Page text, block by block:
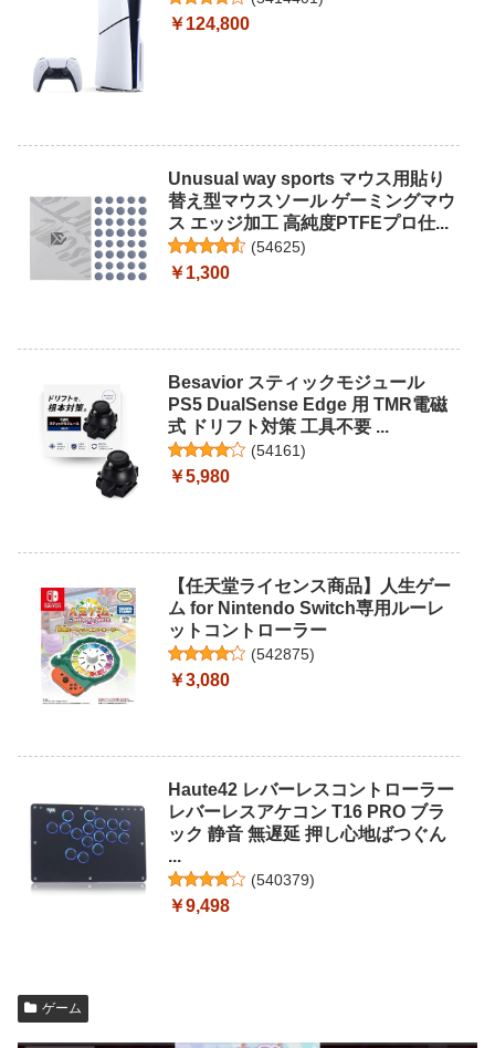
￥124,800
Unusual way sports マウス用貼り
替え型マウスソール ゲーミングマウ
ス エッジ加工 高純度PTFEプロ仕...
(54625)
￥1,300
Besavior スティックモジュール
PS5 DualSense Edge 用 TMR電磁
式 ドリフト対策 工具不要 ...
(54161)
￥5,980
【任天堂ライセンス商品】人生ゲー
ム for Nintendo Switch専用ルーレ
ットコントローラー
(542875)
￥3,080
Haute42 レバーレスコントローラー
レバーレスアケコン T16 PRO ブラ
ック 静音 無遅延 押し心地ばつぐん
...
(540379)
￥9,498
ゲーム